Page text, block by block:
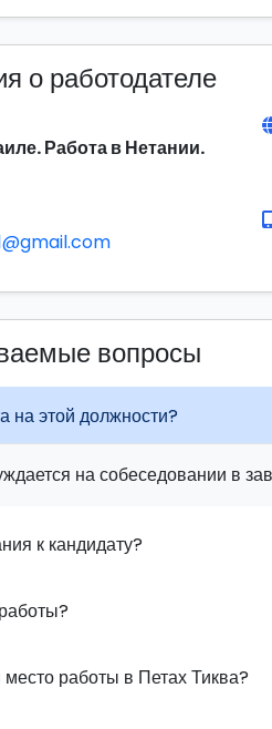
о работодателе
Работа в Нетании.
вопросы
на этой должности?
на собеседовании в
к кандидату?
место работы в Петах Тиква?